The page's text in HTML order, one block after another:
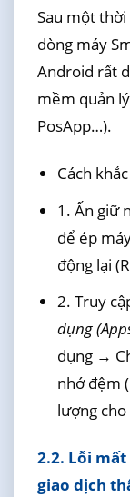
Sau một thời
dòng máy
Android rất
mềm quản
PosApp…).
Cách
1. Ấn giữ
để ép
động lại
2. Truy
dụng
dụng →
nhớ đệm
lượng
2.2. Lỗi
giao dịch